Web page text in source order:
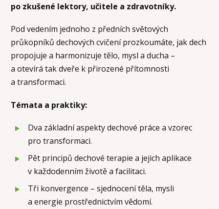
po zkušené lektory, učitele a zdravotníky.
Pod vedením jednoho z předních světových
průkopníků dechových cvičení prozkoumáte, jak dech
propojuje a harmonizuje tělo, mysl a ducha –
a otevírá tak dveře k přirozené přítomnosti
a transformaci.
Témata a praktiky:
Dva základní aspekty dechové práce a vzorec
pro transformaci.
Pět principů dechové terapie a jejich aplikace
v každodenním životě a facilitaci.
Tři konvergence – sjednocení těla, mysli
a energie prostřednictvím vědomí.